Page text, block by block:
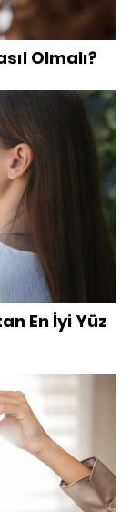
Olmalı?
En İyi Yüz